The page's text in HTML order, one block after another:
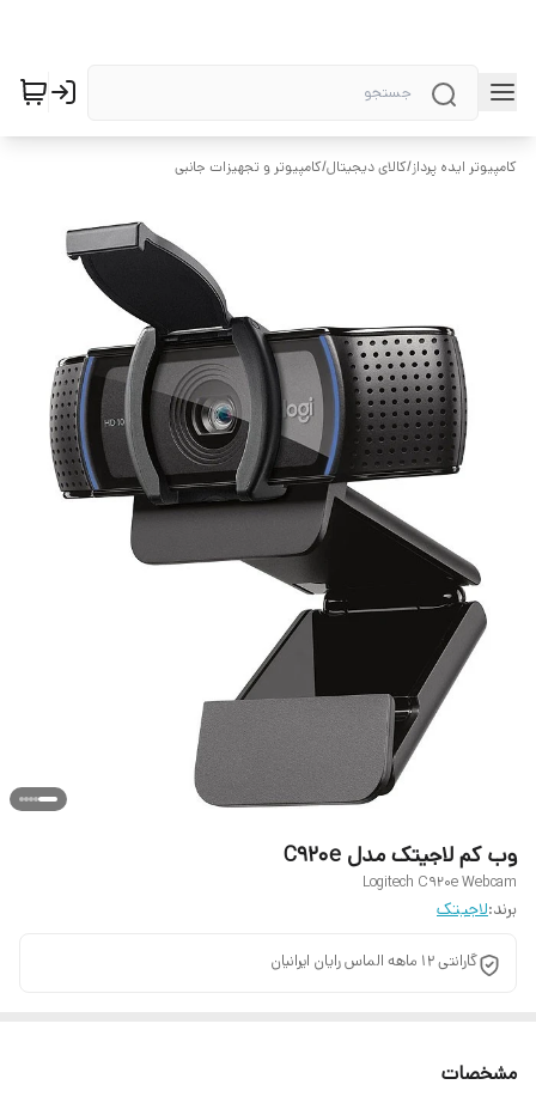
کامپیوتر ایده پرداز/کالای دیجیتال/کامپیوتر و تجهیزات جانبی
وب کم لاجیتک مدل C920e
Logitech C920e Webcam
برند:لاجیتک
گارانتی 12 ماهه الماس رایان ایرانیان
مشخصات